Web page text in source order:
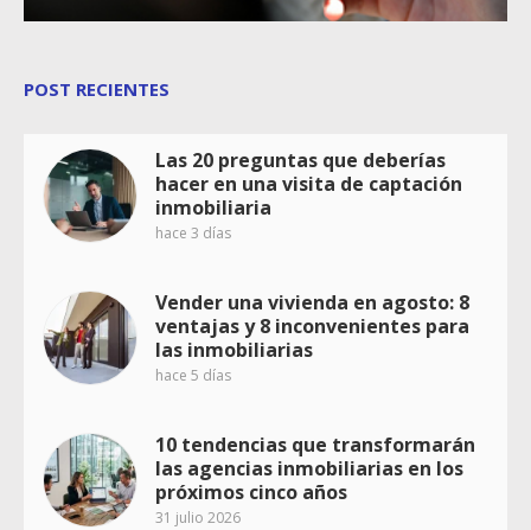
POST RECIENTES
Las 20 preguntas que deberías
hacer en una visita de captación
inmobiliaria
hace 3 días
Vender una vivienda en agosto: 8
ventajas y 8 inconvenientes para
las inmobiliarias
hace 5 días
10 tendencias que transformarán
las agencias inmobiliarias en los
próximos cinco años
31 julio 2026